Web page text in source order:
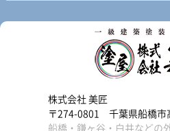
株式会社 美匠
〒274-0801 千葉県船橋市
船橋・鎌ヶ谷・白井などの